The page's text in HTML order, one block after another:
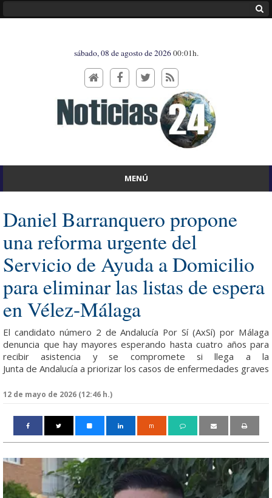
sábado, 08 de agosto de 202600:01h.
MENÚ
Daniel Barranquero propone
una reforma urgente del
Servicio de Ayuda a Domicilio
para eliminar las listas de espera
en Vélez-Málaga
El candidato número 2 de Andalucía Por Sí (AxSí) por Málaga
denuncia que hay mayores esperando hasta cuatro años para
recibir asistencia y se
compromete si llega a la
Junta de Andalucía a priorizar los casos de enfermedades graves
12 de mayo de 2026 (12:46 h.)
m